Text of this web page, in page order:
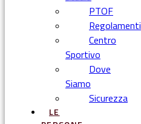
PTOF
Regolamenti
Centro
Sportivo
Dove
Siamo
Sicurezza
LE